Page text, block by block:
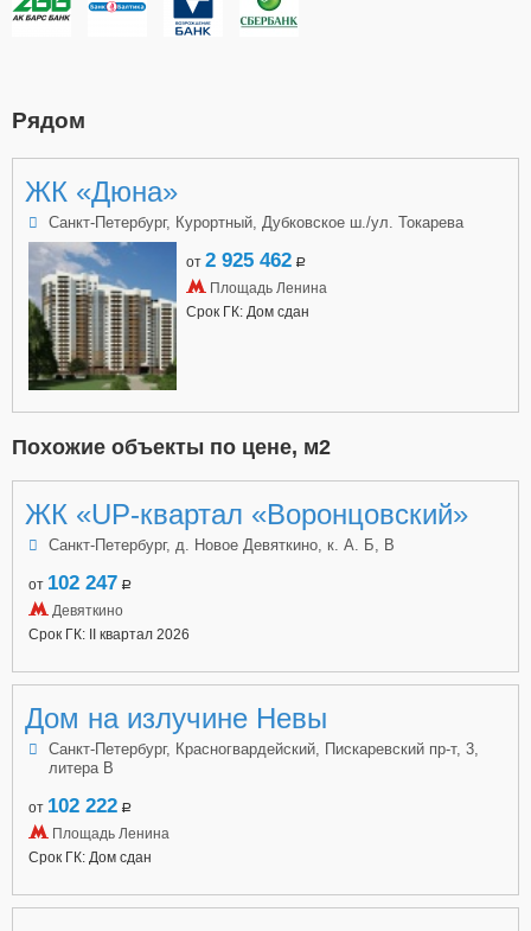
Рядом
ЖК «Дюна»
Санкт-Петербург, Курортный, Дубковское ш./ул. Токарева
от 2 925 462 a
Площадь Ленина
Срок ГК: Дом сдан
Похожие объекты по цене, м2
ЖК «UP-квартал «Воронцовский»
Санкт-Петербург, д. Новое Девяткино, к. А. Б, В
от 102 247 a
Девяткино
Срок ГК: II квартал 2026
Дом на излучине Невы
Санкт-Петербург, Красногвардейский, Пискаревский пр-т, 3,
литера В
от 102 222 a
Площадь Ленина
Срок ГК: Дом сдан